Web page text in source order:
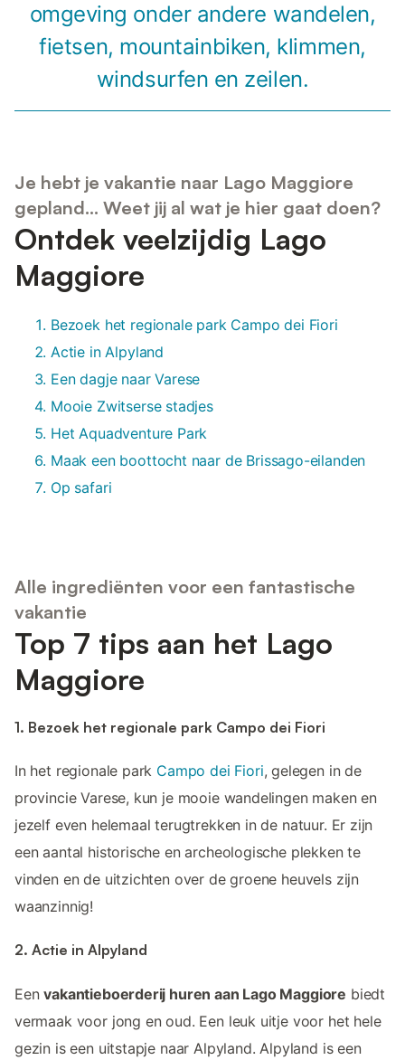
omgeving onder andere wandelen,
fietsen, mountainbiken, klimmen,
windsurfen en zeilen.
Je hebt je vakantie naar Lago Maggiore
gepland… Weet jij al wat je hier gaat doen?
Ontdek veelzijdig Lago
Maggiore
Bezoek het regionale park Campo dei Fiori
Actie in Alpyland
Een dagje naar Varese
Mooie Zwitserse stadjes
Het Aquadventure Park
Maak een boottocht naar de Brissago-eilanden
Op safari
Alle ingrediënten voor een fantastische
vakantie
Top 7 tips aan het Lago
Maggiore
1. Bezoek het regionale park Campo dei Fiori
In het regionale park Campo dei Fiori, gelegen in de
provincie Varese, kun je mooie wandelingen maken en
jezelf even helemaal terugtrekken in de natuur. Er zijn
een aantal historische en archeologische plekken te
vinden en de uitzichten over de groene heuvels zijn
waanzinnig!
2. Actie in Alpyland
Eenvakantieboerderij huren aan Lago Maggiore biedt
vermaak voor jong en oud. Een leuk uitje voor het hele
gezin is een uitstapje naar Alpyland. Alpyland is een